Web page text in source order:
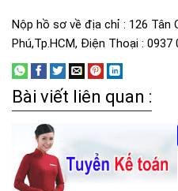
Nộp hồ sơ về địa chỉ : 126 Tân
Phú,Tp.HCM, Điện Thoại : 0937
Bài viết liên quan :